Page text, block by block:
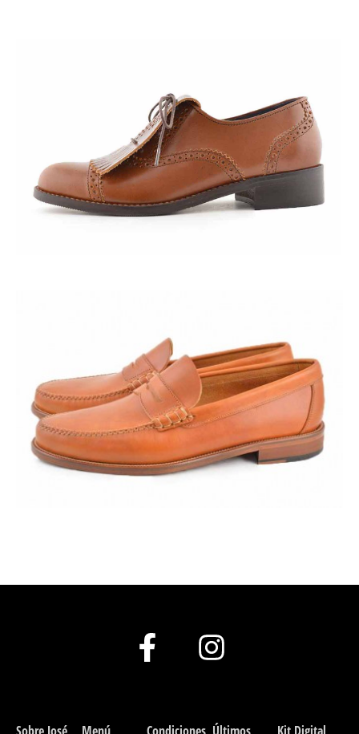
F
I
Sobre José
Menú
Condiciones Últimos
Kit Digital